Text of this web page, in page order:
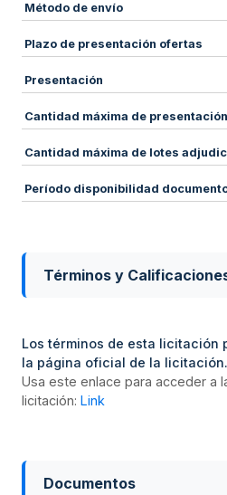
Método de envío
Plazo de presentación ofertas
Presentación
Cantidad máxima de
Cantidad máxima de lotes
Período disponibilidad
Términos y
Los términos de esta licitación
la página oficial de la licitación.
Usa este enlace para acceder a
licitación: Link
Documentos